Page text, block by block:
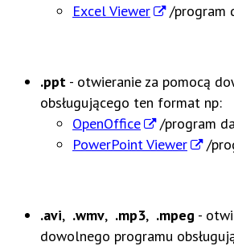
Excel Viewer
/program
.ppt - otwieranie za pomocą
obsługującego ten format np:
OpenOffice
/program
PowerPoint Viewer
/
.avi, .wmv, .mp3, .mpeg -
dowolnego programu